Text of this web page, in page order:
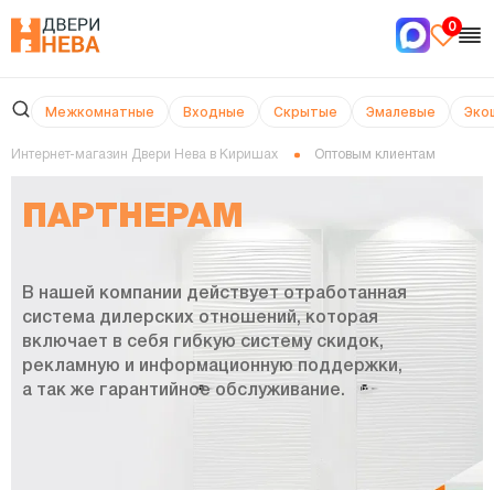
0
Межкомнатные Входные Скрытые Эмалевые
Интернет-магазин Двери Нева в Киришах Оптовым клиентам
ПАРТНЕРАМ
В нашей компании действует отработанная
система дилерских отношений, которая
включает в себя гибкую систему скидок,
рекламную и информационную поддержки,
а так же гарантийное обслуживание.